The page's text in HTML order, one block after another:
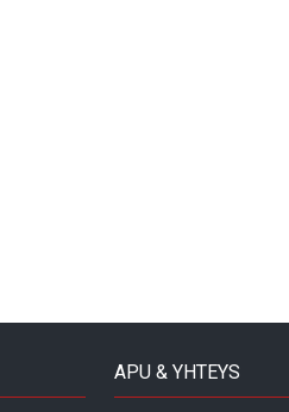
APU & YHTEYS